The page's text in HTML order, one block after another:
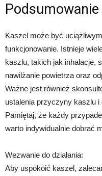
Podsumowanie
Kaszel może być
funkcjonowanie. Istnieje
kaszlu, takich jak inhalacje,
nawilżanie powietrza oraz
Ważne jest również
ustalenia przyczyny kaszlu i
Pamiętaj, że każdy
warto indywidualnie dobrać
Wezwanie do działania:
Aby uspokoić kaszel,